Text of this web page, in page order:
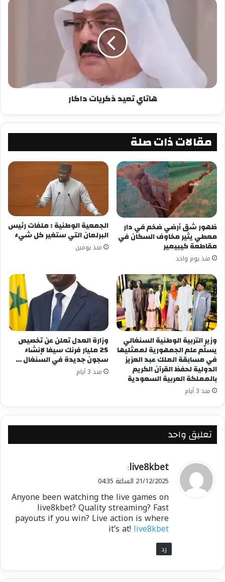
هاتاي تعيد ذكريات داكار
مقالات ذات صلة
ظهور شق أرضي ضخم في دار
معطي يثير مخاوف السكان في
مقاطعة كيبيمير
منذ يوم واحد
الجمعية الوطنية : ملفات رئيس
البرلمان التي ستغير كل شيء
منذ يومين
وزير التربية الوطنية السنغالي
يسلّم علم الجمهورية لممثليها
في مسابقة الملك عبد العزيز
الدولية لحفظ القرآن الكريم
بالمملكة العربية السعودية
منذ 3 أيام
وزارة العدل تعلن عن تخصيص
25 مليار فرنك سيفا لإنشاء
سجون جديدة في السنغال …
منذ 3 أيام
تعليق واحد
ي
ق
ل
live8kbet
:
21/12/2025 الساعة 04:35
Anyone been watching the live games on
live8kbet? Quality streaming? Fast
payouts if you win? Live action is where
it’s at!live8kbet
رد